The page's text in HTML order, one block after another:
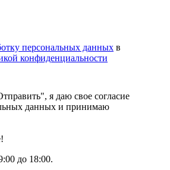
персональных данных в
конфиденциальности
я даю свое согласие
данных и принимаю
до 18:00.